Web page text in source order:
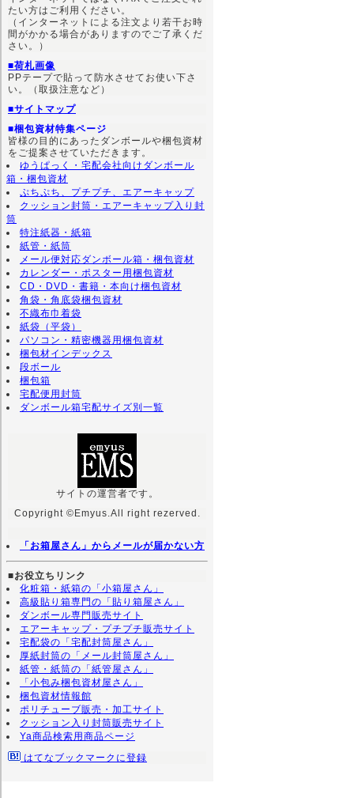
たい方はご利用ください。
（インターネットによる注文より若干お時
間がかかる場合がありますのでご了承くだ
さい。）
■荷札画像
PPテープで貼って防水させてお使い下さ
い。（取扱注意など）
■サイトマップ
■梱包資材特集ページ
皆様の目的にあったダンボールや梱包資材
をご提案させていただきます。
ゆうぱっく・宅配会社向けダンボール
箱・梱包資材
ぷちぷち、プチプチ、エアーキャップ
クッション封筒・エアーキャップ入り封
筒
特注紙器・紙箱
紙管・紙筒
メール便対応ダンボール箱・梱包資材
カレンダー・ポスター用梱包資材
CD・DVD・書籍・本向け梱包資材
角袋・角底袋梱包資材
不織布巾着袋
紙袋（平袋）
パソコン・精密機器用梱包資材
梱包材インデックス
段ボール
梱包箱
宅配便用封筒
ダンボール箱宅配サイズ別一覧
サイトの運営者です。
Copyright ©Emyus.All right rezerved.
「お箱屋さん」からメールが届かない方
■お役立ちリンク
化粧箱・紙箱の「小箱屋さん」
高級貼り箱専門の「貼り箱屋さん」
ダンボール専門販売サイト
エアーキャップ・プチプチ販売サイト
宅配袋の「宅配封筒屋さん」
厚紙封筒の「メール封筒屋さん」
紙管・紙筒の「紙管屋さん」
「小包み梱包資材屋さん」
梱包資材情報館
ポリチューブ販売・加工サイト
クッション入り封筒販売サイト
Ya商品検索用商品ページ
はてなブックマークに登録